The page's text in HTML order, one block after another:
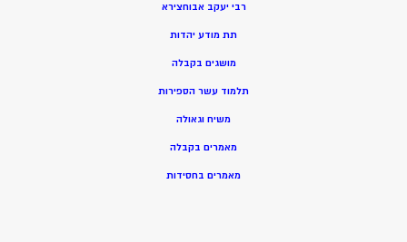
רבי יעקב אבוחצירא
תת מודע יהדות
מושגים בקבלה
תלמוד עשר הספירות
משיח וגאולה
מאמרים בקבלה
מאמרים בחסידות